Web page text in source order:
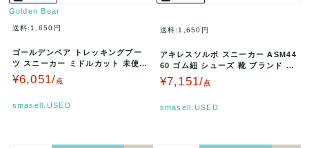
Golden Bear
送料:1,650円
ゴールデンベア トレッキングブー
ツ スニーカー ミドルカット 未使用
シューズ 靴 メンズ 26サイ…
¥6,051/点
smasell.USED
送料:1,650円
アキレスソルボ スニーカー ASM44
60 ゴム紐 シューズ 靴 ブランド メ
ンズ 25サイズ ホワ…
¥7,151/点
smasell.USED